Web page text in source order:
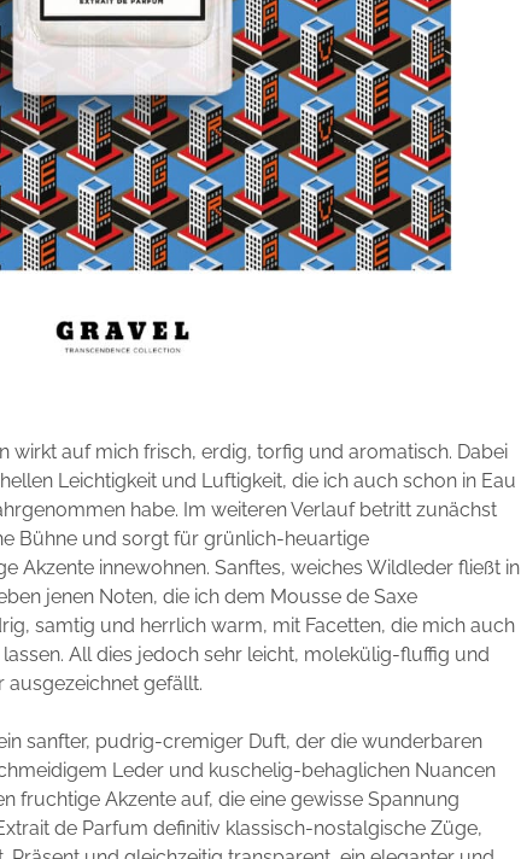
wirkt auf mich frisch, erdig, torfig und aromatisch. Dabei
Leichtigkeit und Luftigkeit, die ich auch schon in Eau
habe. Im weiteren Verlauf betritt zunächst
Bühne und sorgt für grünlich-heuartige
Akzente innewohnen. Sanftes, weiches Wildleder fließt in
jenen Noten, die ich dem Mousse de Saxe
samtig und herrlich warm, mit Facetten, die mich auch
All dies jedoch sehr leicht, molekülig-fluffig und
gefällt.
sanfter, pudrig-cremiger Duft, der die wunderbaren
Leder und kuschelig-behaglichen Nuancen
fruchtige Akzente auf, die eine gewisse Spannung
de Parfum definitiv klassisch-nostalgische Züge,